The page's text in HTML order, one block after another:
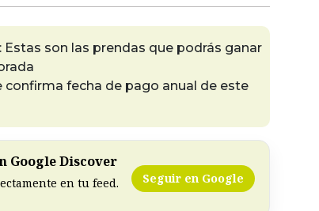
Estas son las prendas que podrás ganar
confirma fecha de pago anual de este
Google Discover
en tu feed. Seguir en Google